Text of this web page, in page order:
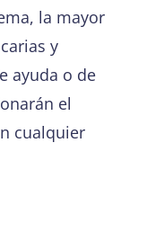
la mayor
y
ayuda o de
el
cualquier